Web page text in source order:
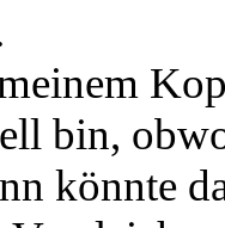
bin,
könnte